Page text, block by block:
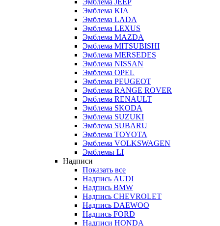
Эмблема JEEP
Эмблема KIA
Эмблема LADA
Эмблема LEXUS
Эмблема MAZDA
Эмблема MITSUBISHI
Эмблема MERSEDES
Эмблема NISSAN
Эмблема OPEL
Эмблема PEUGEOT
Эмблема RANGE ROVER
Эмблема RENAULT
Эмблема SKODA
Эмблема SUZUKI
Эмблема SUBARU
Эмблема TOYOTA
Эмблема VOLKSWAGEN
Эмблемы LI
Надписи
Показать все
Надпись AUDI
Надпись BMW
Надпись CHEVROLET
Надпись DAEWOO
Надпись FORD
Надписи HONDA